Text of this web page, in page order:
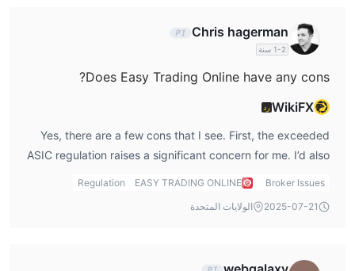
Chris hagerman
1-2 سنة
Does Easy Trading Online have any cons?
WikiFXرد
Yes, there are a few cons that I see. First, the exceeded
ASIC regulation raises a significant concern for me. I’d also
be cautious about the lack of transparency regarding their
charges can cut into my profits, which could be an issue
Broker Issues
EASY TRADING ONLINE
Regulation
2025-07-21
الولايات المتحدة